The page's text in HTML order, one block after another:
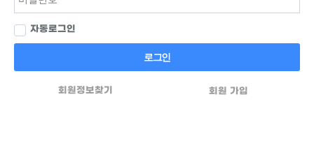
자동로그인
로그인
회원정보찾기 회원 가입